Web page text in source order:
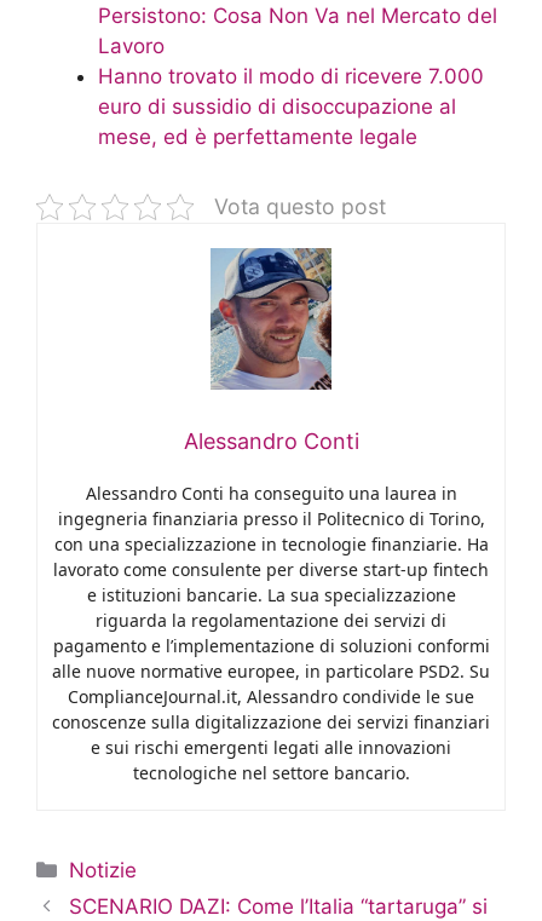
Persistono: Cosa Non Va nel Mercato del
Lavoro
Hanno trovato il modo di ricevere 7.000
euro di sussidio di disoccupazione al
mese, ed è perfettamente legale
Vota questo post
Alessandro Conti
Alessandro Conti ha conseguito una laurea in
ingegneria finanziaria presso il Politecnico di Torino,
con una specializzazione in tecnologie finanziarie. Ha
lavorato come consulente per diverse start-up fintech
e istituzioni bancarie. La sua specializzazione
riguarda la regolamentazione dei servizi di
pagamento e l’implementazione di soluzioni conformi
alle nuove normative europee, in particolare PSD2. Su
ComplianceJournal.it, Alessandro condivide le sue
conoscenze sulla digitalizzazione dei servizi finanziari
e sui rischi emergenti legati alle innovazioni
tecnologiche nel settore bancario.
Categorie
Notizie
SCENARIO DAZI: Come l’Italia “tartaruga” si